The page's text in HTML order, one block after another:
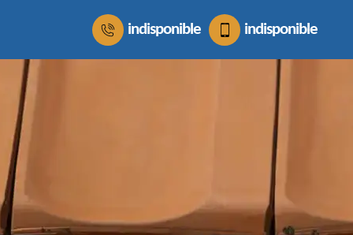
indisponible indisponible